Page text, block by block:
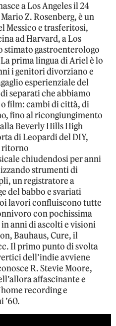
a Los Angeles il 24
Z. Rosenberg, è un
Messico e trasferitosi,
ad Harvard, a Los
stimato gastroenterologo
prima lingua di Ariel è lo
i genitori divorziano e
esperienziale del
separati che abbiamo
film: cambi di città, di
fino al ricongiungimento
Beverly Hills High
di Leopardi del DIY,
ritorno
chiudendosi per anni
strumenti di
un registratore a
del babbo e svariati
lavori confluiscono tutte
con pochissima
anni di ascolti e visioni
Bauhaus, Cure, il
Il primo punto di svolta
dell’indie avviene
R. Stevie Moore,
affascinante e
recording e
’60.